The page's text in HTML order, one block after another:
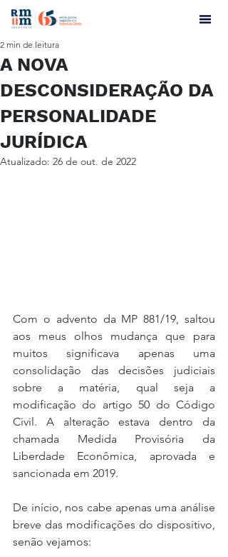
A NOVA
DESCONSIDERAÇÃO DA
PERSONALIDADE
JURÍDICA
2 min de leitura
Atualizado: 26 de out. de 2022
Com o advento da MP 881/19, saltou
aos meus olhos mudança que para
muitos significava apenas uma
consolidação das decisões judiciais
sobre a matéria, qual seja a
modificação do artigo 50 do Código
Civil. A alteração estava dentro da
chamada Medida Provisória da
Liberdade Econômica, aprovada e
sancionada em 2019.
De início, nos cabe apenas uma análise
breve das modificações do dispositivo,
senão vejamos: